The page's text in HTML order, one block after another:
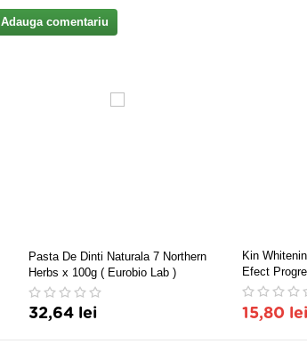
Adauga comentariu
Pasta De Dinti Naturala 7 Northern
Herbs x 100g ( Eurobio Lab )
32,64 lei
Kin
Efect
15,80 lei